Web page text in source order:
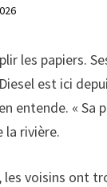
les papiers.
est ici
entende. «
la rivière.
voisins ont